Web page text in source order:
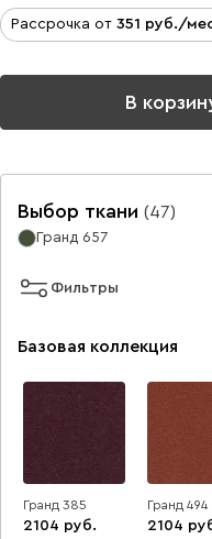
Рассрочка от 351 /
В
Выбор ткани (47)
Гранд 657
Фильтры
Базовая коллекция
Гранд 385
2104
Гранд 494
2104